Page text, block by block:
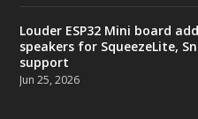
Louder ESP32 Mini board
speakers for SqueezeLite,
support
Jun 25, 2026